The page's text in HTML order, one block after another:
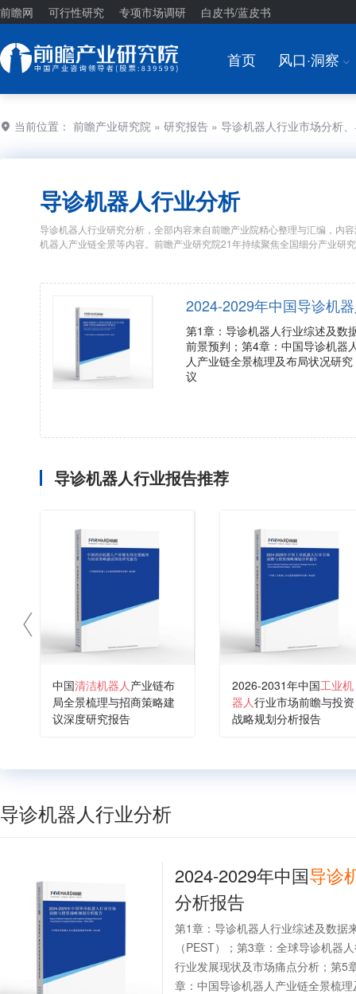
前瞻网 可行性研究 专项市场调研 白皮书/蓝皮书
首页 风口·洞察 I
当前位置： 前瞻产业研究院 » 研究报告 » 导诊机器人行业市场分析
导诊机器人行业分析
导诊机器人行业研究分析，全部内容来自前瞻产业院精心整理与汇编，内
机器人产业链全景等内容。前瞻产业研究院21年持续聚焦全国细分产业研
2024-2029年中国导诊机
第1章：导诊机器人行业综述及数
前景预判；第4章：中国导诊机器
人产业链全景梳理及布局状况研
议
导诊机器人行业报告推荐
中国清洁机器人产业链布
局全景梳理与招商策略建
议深度研究报告
2026-2031年中国工业机
器人行业市场前瞻与投资
战略规划分析报告
导诊机器人行业分析
2024-2029年中国导诊
分析报告
第1章：导诊机器人行业综述及数据
（PEST）；第3章：全球导诊机器
行业发展现状及市场痛点分析；第5
章：中国导诊机器人产业链全景梳